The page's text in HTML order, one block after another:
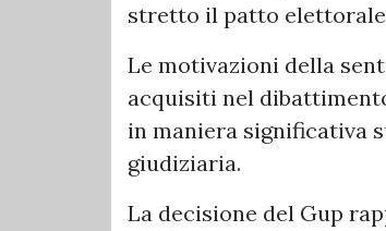
stretto il patto
Le motivazioni della
acquisiti nel
in maniera significativa
giudiziaria.
La decisione del Gup